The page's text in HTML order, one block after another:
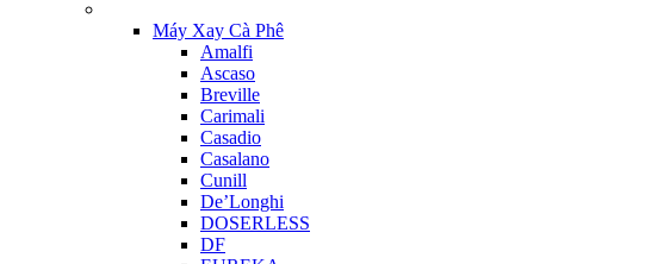
Máy Xay Cà Phê
Amalfi
Ascaso
Breville
Carimali
Casadio
Casalano
Cunill
De’Longhi
DOSERLESS
DF